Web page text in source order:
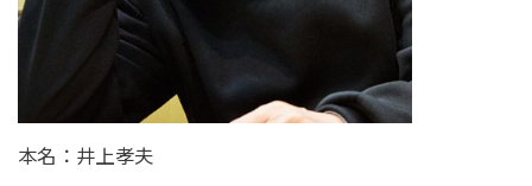
本名：井上孝夫